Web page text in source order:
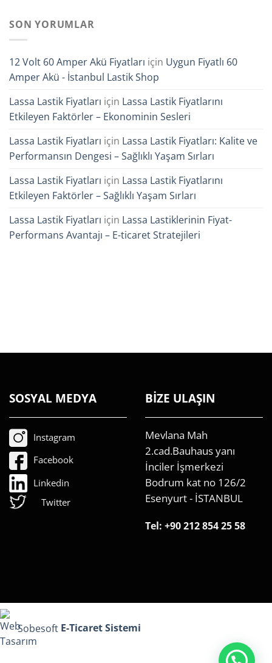
SON YORUMLAR
12 Volt 60 Amper Akü Fiyatları için Uygun Fiyatlı 60
Amper Akü - İstanbul Lastik Shop
Lassa Lastik Fiyatları için Lassa Lastik Fiyatlarını
Etkileyen Faktörler – Ekonominin Sesleri
Lassa Lastik Fiyatları için Lassa Lastik Fiyatları: Kalite ve
Performansın Dengesi – Sağlıklı Yaşam Sırları
Lassa Lastik Fiyatları için Lassa Lastik Fiyatlarını
Etkileyen Faktörler – Sağlıklı Yaşam Sırları
Lassa Lastik Fiyatları için Lassa Lastiklerinin Fiyat-
Performans Avantajı – E-ticaret Stratejileri
SOSYAL MEDYA
Instagram
Facebook
Linkedin
Twitter
BİZE ULAŞIN
Mevlana Mah
2.cad.Bauhaus yanı
İnciler İşmerkezi
Bodrum kat no 126/2
Esenyurt - İSTANBUL
Tel: +90 212 854 25 58
Sobesoft E-Ticaret Sistemi